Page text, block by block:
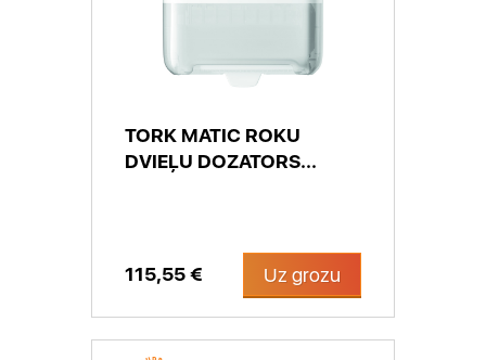
TORK MATIC ROKU
DVIEĻU DOZATORS...
115,55 € Uz grozu